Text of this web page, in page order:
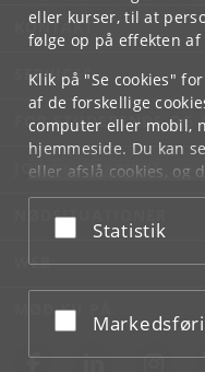
eller kurser, til at
følge op på effekten af
Klik på "Se cookies"
af de forskellige
computer eller mobil,
hjemmeside. Du kan
eller afslå cookies, og
underCookie- og
bunden af hver side.
Acceptér eller
Statistik
Acceptér eller
KONTAKT
SERVICES
FOR STUDERENDE OG
JOB OG KARRIERE
NØDSITUATIONER
WEB
MØD KU PÅ